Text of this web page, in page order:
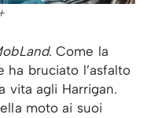
. Come la
ha bruciato l’asfalto
vita agli Harrigan.
moto ai suoi